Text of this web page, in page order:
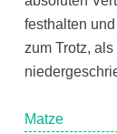
festhalten
zum Trotz,
Matze